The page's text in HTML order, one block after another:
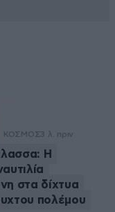
ΚΟΣΜΟΣ3 λ. πριν
Η
στα δίχτυα
πολέμου